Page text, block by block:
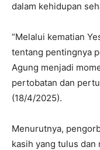
dalam kehidupan
“Melalui kematian
tentang pentingnya
Agung menjadi
pertobatan dan
(18/4/2025).
Menurutnya,
kasih yang tulus